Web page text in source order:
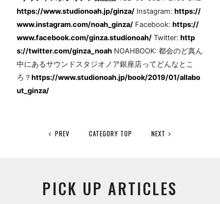
https://www.studionoah.jp/ginza/ Instagram:https://
www.instagram.com/noah_ginza/ Facebook:https://
www.facebook.com/ginza.studionoah/ Twitter:http
s://twitter.com/ginza_noah NOAHBOOK: 都会のど真ん
中にあるサウンドスタジオノア銀座店ってどんなとこ
ろ？https://www.studionoah.jp/book/2019/01/allabo
ut_ginza/
PREV CATEGORY TOP NEXT
PICK UP ARTICLES